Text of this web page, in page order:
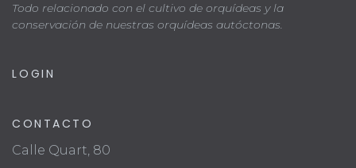
Todo relacionado con el cultivo de orquídeas y la
conservación de nuestras orquídeas autóctonas.
LOGIN
CONTACTO
Calle Quart, 80